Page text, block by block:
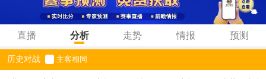
直播 分析 走势 情报 预测
历史对战 主客相同